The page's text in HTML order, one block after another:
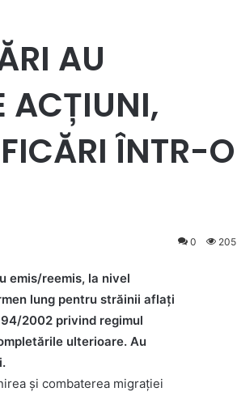
AU
ACȚIUNI,
ÎNTR-O
0 205
emis/reemis, la nivel
lung pentru străinii aflați
2002 privind regimul
ulterioare. Au
și combaterea migrației